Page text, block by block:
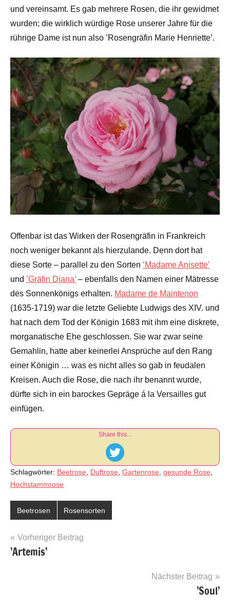
und vereinsamt. Es gab mehrere Rosen, die ihr gewidmet
wurden; die wirklich würdige Rose unserer Jahre für die
rührige Dame ist nun also ’Rosengräfin Marie Henriette’.
Offenbar ist das Wirken der Rosengräfin in Frankreich
noch weniger bekannt als hierzulande. Denn dort hat
diese Sorte – parallel zu den Sorten ’Madame Anisette’
und ’Gräfin Diana’ – ebenfalls den Namen einer Mätresse
des Sonnenkönigs erhalten. Madame de Maintenon
(1635-1719) war die letzte Geliebte Ludwigs des XIV. und
hat nach dem Tod der Königin 1683 mit ihm eine diskrete,
morganatische Ehe geschlossen. Sie war zwar seine
Gemahlin, hatte aber keinerlei Ansprüche auf den Rang
einer Königin … was es nicht alles so gab in feudalen
Kreisen. Auch die Rose, die nach ihr benannt wurde,
dürfte sich in ein barockes Gepräge á la Versailles gut
einfügen.
Share this...
Schlagwörter: Beetrose Duftrose Gartenrose gesunde Rose
Hochstammrose
Beetrosen Rosensorten
Beitragsnavigation
Vorheriger Beitrag
’Artemis’
Nächster Beitrag
’Soul’